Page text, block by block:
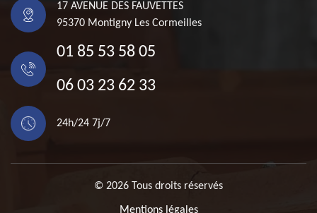
17 AVENUE DES FAUVETTES
95370 Montigny Les Cormeilles
01 85 53 58 05
06 03 23 62 33
24h/24 7j/7
© 2026 Tous droits réservés
Mentions légales